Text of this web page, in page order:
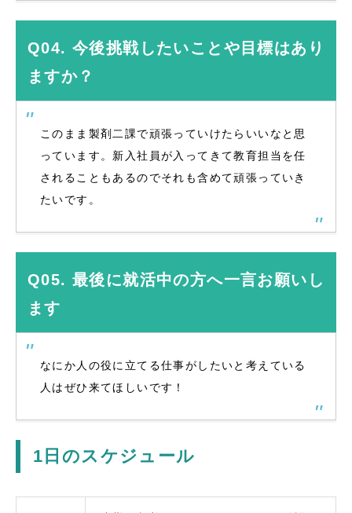
Q04. 今後挑戦したいことや目標はあり
ますか？
このまま製剤二課で頑張っていけたらいいなと思
っています。新入社員が入ってきて教育担当を任
されることもあるのでそれも含めて頑張っていき
たいです。
Q05. 最後に就活中の方へ一言お願いし
ます
なにか人の役に立てる仕事がしたいと考えている
人はぜひ来てほしいです！
1日のスケジュール